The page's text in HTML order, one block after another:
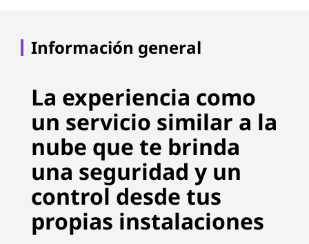
Información general
La experiencia como
un servicio similar a la
nube que te brinda
una seguridad y un
control desde tus
propias instalaciones